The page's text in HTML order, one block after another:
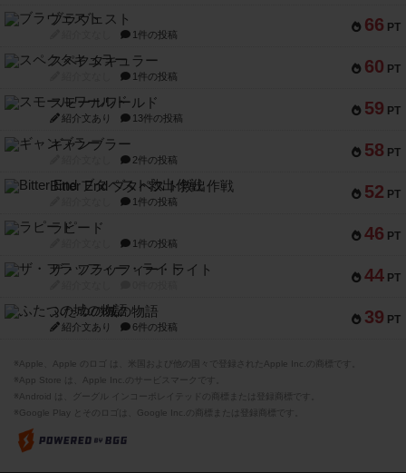
66 PT
ブラヴェスト
1件の投稿
60 PT
スペクタキュラー
1件の投稿
59 PT
スモールワールド
紹介文あり 13件の投稿
58 PT
ギャンブラー
2件の投稿
52 PT
Bitter End ブタペスト救出作戦
1件の投稿
46 PT
ラピード
1件の投稿
44 PT
ザ・フラッフィー・ライト
39 PT
ふたつの城の物語
紹介文あり 6件の投稿
※Apple、Apple のロゴ は、米国および他の国々で登録されたApple Inc.の商標です。
※App Store は、Apple Inc.のサービスマークです。
※Android は、グーグル インコーポレイテッドの商標または登録商標です。
※Google Play とそのロゴは、Google Inc.の商標または登録商標です。